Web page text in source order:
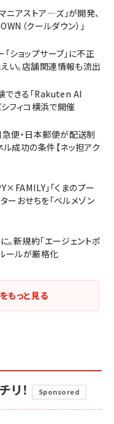
ニアストア―ズ」が開発、
（クールダウン）」
ショップサーブ」に不正
い。店舗関連情報も流出
できる「Rakuten AI
フィコ横浜で開催
便・日本郵便が配送制
成功の条件【ネッ担アク
」「くまのプー
ーおせちを「ベルメゾン
新規約「エージェントポ
ールが厳格化
もっと見る
！ Sponsored